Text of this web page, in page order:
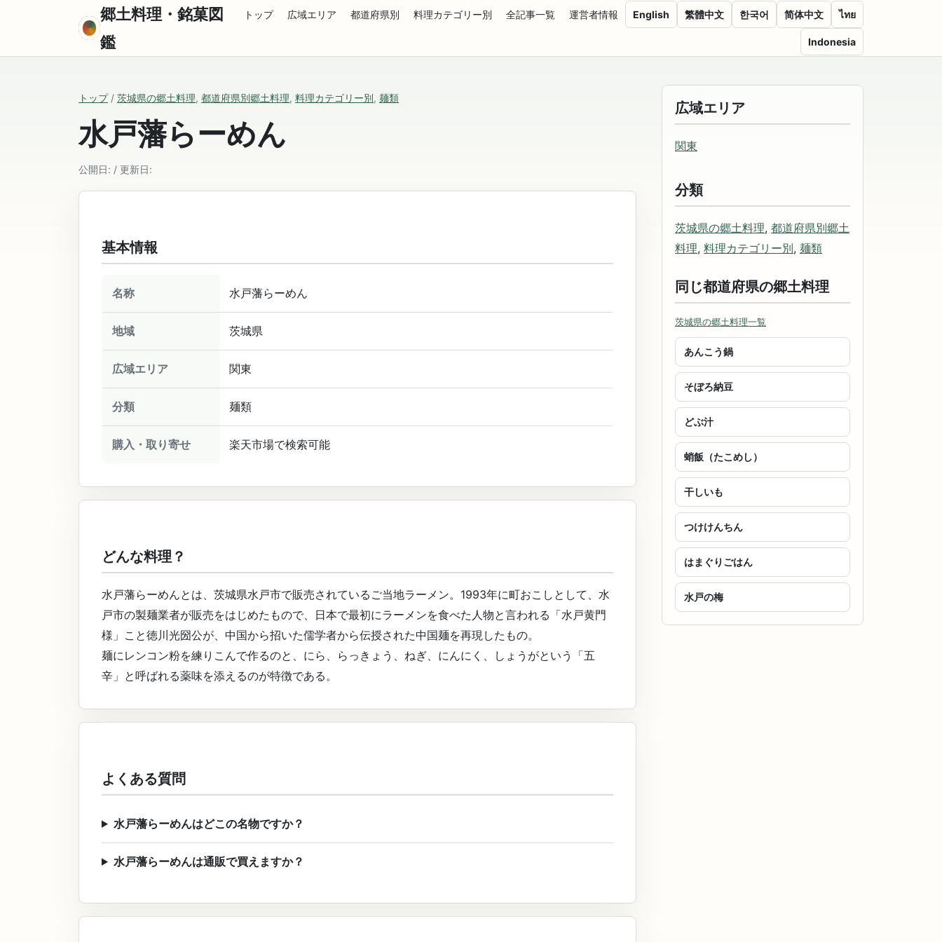
郷土料理・銘菓図
鑑
トップ 広域エリア 都道府県別 料理カテゴリー別 全記事一覧 運営者情報 English 繁體中文 한국어 简体中文 ไทย
Indonesia
トップ/ 茨城県の郷土料理, 都道府県別郷土料理, 料理カテゴリー別, 麺類
水戸藩らーめん
公開日: / 更新日:
基本情報
名称 水戸藩らーめん
地域 茨城県
広域エリア 関東
分類 麺類
購入・取り寄せ 楽天市場で検索可能
どんな料理？
水戸藩らーめんとは、茨城県水戸市で販売されているご当地ラーメン。1993年に町おこしとして、水
戸市の製麺業者が販売をはじめたもので、日本で最初にラーメンを食べた人物と言われる「水戸黄門
様」こと徳川光圀公が、中国から招いた儒学者から伝授された中国麺を再現したもの。
麺にレンコン粉を練りこんで作るのと、にら、らっきょう、ねぎ、にんにく、しょうがという「五
辛」と呼ばれる薬味を添えるのが特徴である。
よくある質問
水戸藩らーめんはどこの名物ですか？
水戸藩らーめんは通販で買えますか？
広域エリア
関東
分類
茨城県の郷土料理, 都道府県別郷土
料理, 料理カテゴリー別, 麺類
同じ都道府県の郷土料理
茨城県の郷土料理一覧
あんこう鍋
そぼろ納豆
どぶ汁
蛸飯（たこめし）
干しいも
つけけんちん
はまぐりごはん
水戸の梅